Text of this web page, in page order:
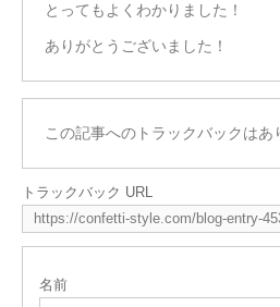
とってもよくわかりました！
ありがとうございました！
この記事へのトラックバックはあ
トラックバック URL
名前